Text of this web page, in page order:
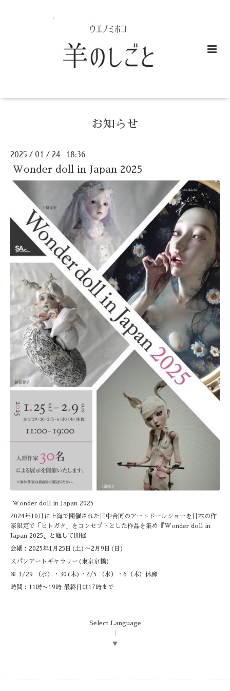
お知らせ
2025 / 01 / 24 18:36
Wonder doll in Japan 2025
Wonder doll in Japan 2025
2024年10月に上海で開催された日中合同のアートドールショーを日本の作
家限定で「ヒトガタ」をコンセプトとした作品を集め『Wonder doll in
Japan 2025』と題して開催
会期：2025年1月25日(土)〜2月9日(日)
スパンアートギャラリー(東京京橋)
※ 1/29 （水）・30(木)・2/5 （水）・6（木）休廊
時間：11時〜19時 最終日は17時まで
Select Language
▼